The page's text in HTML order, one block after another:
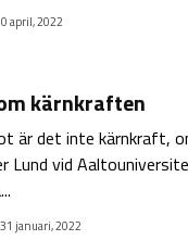
april, 2022
kärnkraften
är det inte kärnkraft,
Lund vid
januari, 2022